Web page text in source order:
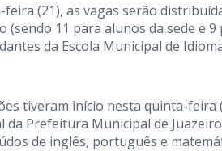
(21), as vagas serão
11 para alunos da sede e
da Escola Municipal de
tiveram início nesta quinta-feira
Prefeitura Municipal de
de inglês, português e